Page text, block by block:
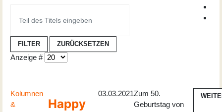
FILTER ZURÜCKSETZEN
Anzeige #
Kolumnen
&
Happy
03.03.2021Zum 50.
Geburtstag von